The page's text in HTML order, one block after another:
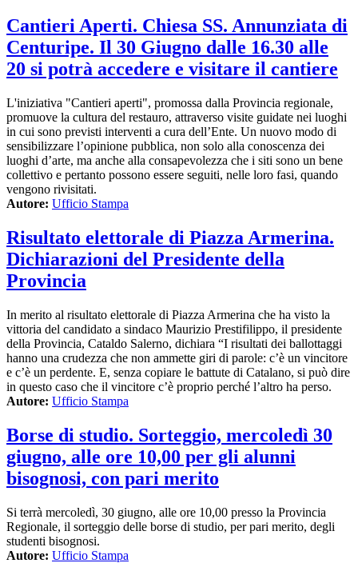
Cantieri Aperti. Chiesa SS. Annunziata di
Centuripe. Il 30 Giugno dalle 16.30 alle
20 si potrà accedere e visitare il cantiere
L'iniziativa "Cantieri aperti", promossa dalla Provincia regionale,
promuove la cultura del restauro, attraverso visite guidate nei luoghi
in cui sono previsti interventi a cura dell’Ente. Un nuovo modo di
sensibilizzare l’opinione pubblica, non solo alla conoscenza dei
luoghi d’arte, ma anche alla consapevolezza che i siti sono un bene
collettivo e pertanto possono essere seguiti, nelle loro fasi, quando
vengono rivisitati.
Autore: Ufficio Stampa
Risultato elettorale di Piazza Armerina.
Dichiarazioni del Presidente della
Provincia
In merito al risultato elettorale di Piazza Armerina che ha visto la
vittoria del candidato a sindaco Maurizio Prestifilippo, il presidente
della Provincia, Cataldo Salerno, dichiara “I risultati dei ballottaggi
hanno una crudezza che non ammette giri di parole: c’è un vincitore
e c’è un perdente. E, senza copiare le battute di Catalano, si può dire
in questo caso che il vincitore c’è proprio perché l’altro ha perso.
Autore: Ufficio Stampa
Borse di studio. Sorteggio, mercoledì 30
giugno, alle ore 10,00 per gli alunni
bisognosi, con pari merito
Si terrà mercoledì, 30 giugno, alle ore 10,00 presso la Provincia
Regionale, il sorteggio delle borse di studio, per pari merito, degli
studenti bisognosi.
Autore: Ufficio Stampa